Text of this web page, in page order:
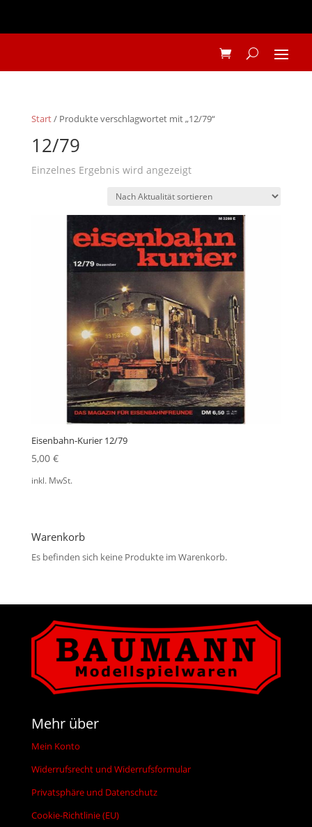
Start/ Produkte verschlagwortet mit „12/79“
12/79
Einzelnes Ergebnis wird angezeigt
Eisenbahn-Kurier 12/79
5,00 €
inkl. MwSt.
Warenkorb
Es befinden sich keine Produkte im Warenkorb.
Mehr über
Mein Konto
Widerrufsrecht und Widerrufsformular
Privatsphäre und Datenschutz
Cookie-Richtlinie (EU)